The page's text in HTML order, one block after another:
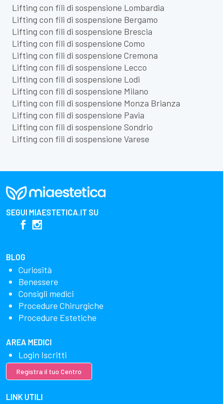
Lifting con fili di sospensione Lombardia
Lifting con fili di sospensione Bergamo
Lifting con fili di sospensione Brescia
Lifting con fili di sospensione Como
Lifting con fili di sospensione Cremona
Lifting con fili di sospensione Lecco
Lifting con fili di sospensione Lodi
Lifting con fili di sospensione Milano
Lifting con fili di sospensione Monza Brianza
Lifting con fili di sospensione Pavia
Lifting con fili di sospensione Sondrio
Lifting con fili di sospensione Varese
SEGUI MIAESTETICA.IT SU
BLOG
Curiosità
Benessere
Consigli medici
Procedure Chirurgiche
Procedure Estetiche
AREA MEDICI
Login Iscritti
Registra il tuo Centro
LINK UTILI